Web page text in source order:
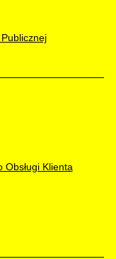
Obsługi Klienta